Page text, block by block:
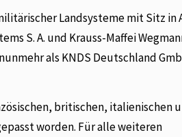
Landsysteme mit Sitz in
S. A. und Krauss-Maffei
als KNDS Deutschland
britischen, italienischen
worden. Für alle weiteren